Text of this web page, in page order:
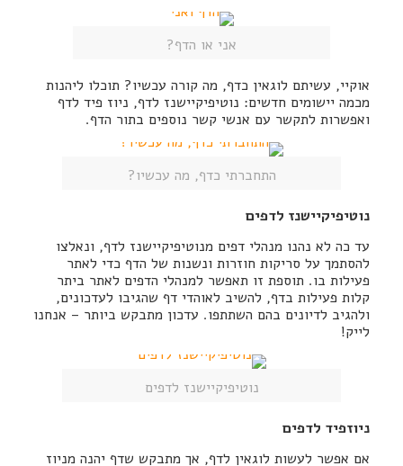
אני או הדף?
אוקיי, עשיתם לוגאין כדף, מה קורה עכשיו? תוכלו ליהנות
מכמה יישומים חדשים: נוטיפיקיישנז לדף, ניוז פיד לדף
ואפשרות לתקשר עם אנשי קשר נוספים בתור הדף.
התחברתי כדף, מה עכשיו?
נוטיפיקיישנז לדפים
עד כה לא נהנו מנהלי דפים מנוטיפיקיישנז לדף, ונאלצו
להסתמך על סריקות חוזרות ונשנות של הדף כדי לאתר
פעילות בו. תוספת זו תאפשר למנהלי הדפים לאתר ביתר
קלות פעילות בדף, להשיב לאוהדי דף שהגיבו לעדכונים,
ולהגיב לדיונים בהם השתתפו. עדכון מתבקש ביותר – אנחנו
לייק!
נוטיפיקיישנז לדפים
ניוזפיד לדפים
אם אפשר לעשות לוגאין לדף, אך מתבקש שדף יהנה מניוז